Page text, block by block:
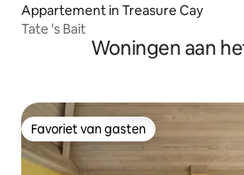
Appartement in Treasure Cay
Tate 's Bait
Woningen aan
Favoriet van gasten
Favoriet van gasten